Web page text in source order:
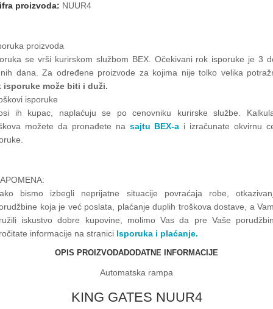
proizvoda: NUUR4
proizvoda
se vrši kurirskom službom BEX. Očekivani rok isporuke je 3
dana. Za određene proizvode za kojima nije tolko velika
isporuke može biti i duži.
isporuke
ih kupac, naplaćuju se po cenovniku kurirske službe.
možete da pronađete na sajtu BEX-a i izračunate okvirnu
bismo izbegli neprijatne situacije povraćaja robe,
koja je već poslata, plaćanje duplih troškova dostave, a
iskustvo dobre kupovine, molimo Vas da pre Vaše
informacije na stranici Isporuka i plaćanje.
OPIS PROIZVODADODATNE INFORMACIJE
Automatska rampa
KING GATES NUUR4